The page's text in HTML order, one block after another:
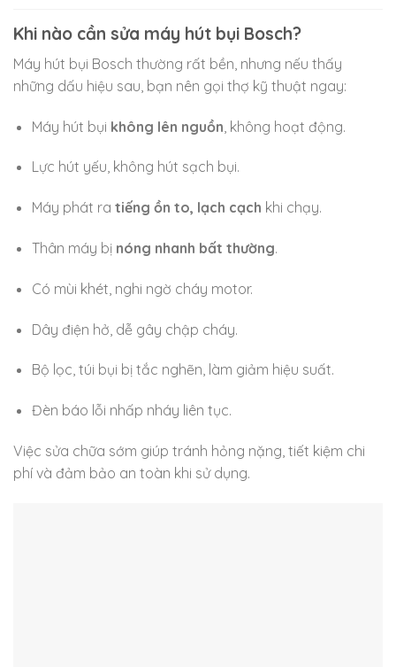
Khi nào cần sửa máy hút bụi Bosch?
Máy hút bụi Bosch thường rất bền, nhưng nếu thấy
những dấu hiệu sau, bạn nên gọi thợ kỹ thuật ngay:
Máy hút bụi không lên nguồn , không hoạt động.
Lực hút yếu, không hút sạch bụi.
Máy phát ra tiếng ồn to, lạch cạch khi chạy.
Thân máy bị nóng nhanh bất thường.
Có mùi khét, nghi ngờ cháy motor.
Dây điện hở, dễ gây chập cháy.
Bộ lọc, túi bụi bị tắc nghẽn, làm giảm hiệu suất.
Đèn báo lỗi nhấp nháy liên tục.
Việc sửa chữa sớm giúp tránh hỏng nặng, tiết kiệm chi
phí và đảm bảo an toàn khi sử dụng.